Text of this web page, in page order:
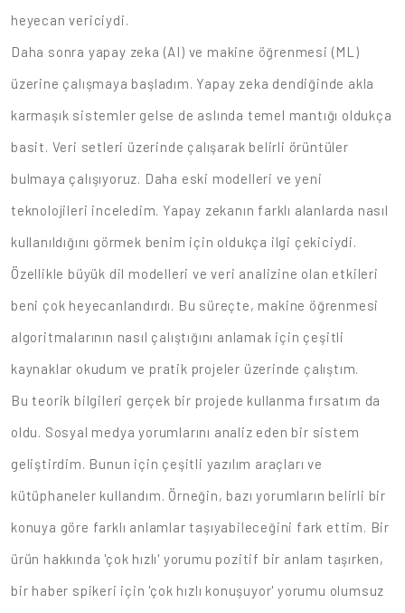
heyecan vericiydi.
Daha sonra yapay zeka (AI) ve makine öğrenmesi (ML)
üzerine çalışmaya başladım. Yapay zeka dendiğinde akla
karmaşık sistemler gelse de aslında temel mantığı oldukça
basit. Veri setleri üzerinde çalışarak belirli örüntüler
bulmaya çalışıyoruz. Daha eski modelleri ve yeni
teknolojileri inceledim. Yapay zekanın farklı alanlarda nasıl
kullanıldığını görmek benim için oldukça ilgi çekiciydi.
Özellikle büyük dil modelleri ve veri analizine olan etkileri
beni çok heyecanlandırdı. Bu süreçte, makine öğrenmesi
algoritmalarının nasıl çalıştığını anlamak için çeşitli
kaynaklar okudum ve pratik projeler üzerinde çalıştım.
Bu teorik bilgileri gerçek bir projede kullanma fırsatım da
oldu. Sosyal medya yorumlarını analiz eden bir sistem
geliştirdim. Bunun için çeşitli yazılım araçları ve
kütüphaneler kullandım. Örneğin, bazı yorumların belirli bir
konuya göre farklı anlamlar taşıyabileceğini fark ettim. Bir
ürün hakkında 'çok hızlı' yorumu pozitif bir anlam taşırken,
bir haber spikeri için 'çok hızlı konuşuyor' yorumu olumsuz